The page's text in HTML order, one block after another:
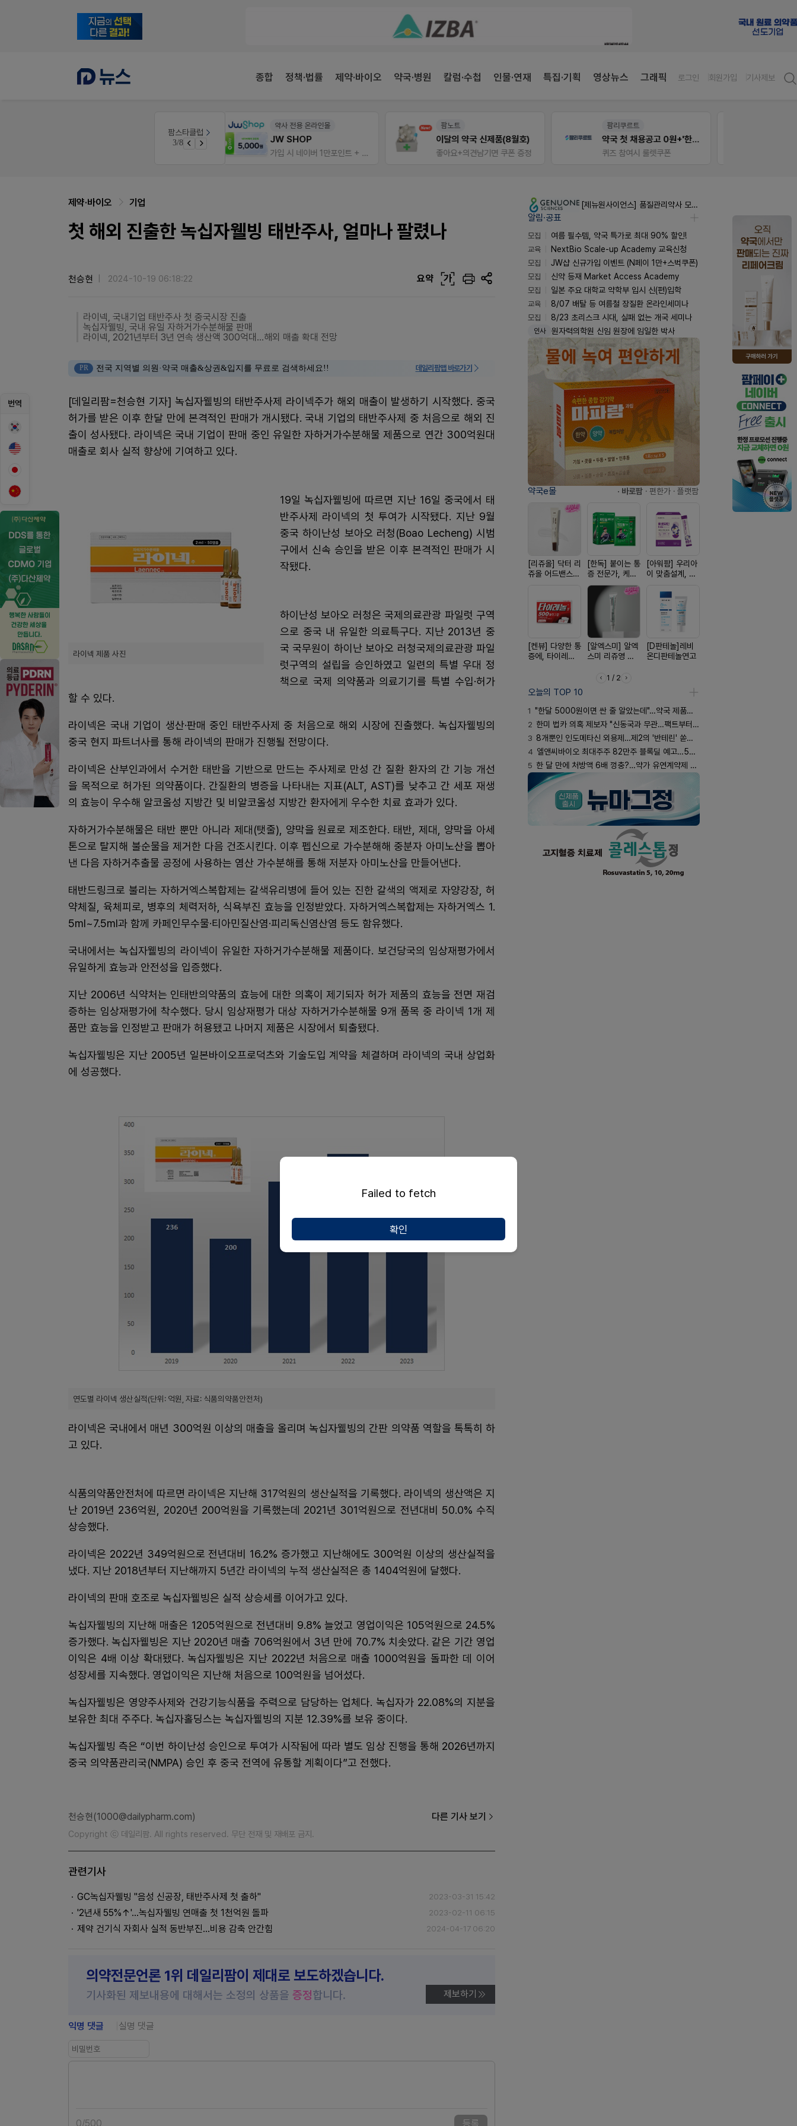
종합 정책·법률 제약·바이오 약국·병원 칼럼·수첩 인물·연재 특집·기획 영상뉴스 그래픽 로그인 회원가입 기사제보
팜스타클럽
3/8
팜노트
이달의 약국 신제품(8월호)
좋아요+의견남기면 쿠폰 증정
팜리쿠르트
퀴즈 참여시 룰렛쿠폰
E-detail
근육통은 오래가니깐!
오래가는 타이레놀 ER
번역
제약·바이오 기업
첫 해외 진출한 녹십자웰빙 태반주사, 얼마나 팔렸나
천승현 2024-10-19 06:18:22 요약 가
라이넥, 국내기업 태반주사 첫 중국시장 진출
녹십자웰빙, 국내 유일 자하거가수분해물 판매
라이넥, 2021년부터 3년 연속 생산액 300억대...해외 매출 확대 전망
PR 전국 지역별 의원·약국 매출&상권&입지를 무료로 검색하세요!! 데일리팜맵 바로가기
[데일리팜=천승현 기자] 녹십자웰빙의 태반주사제 라이넥주가 해외 매출이 발생하기 시작했다. 중국
허가를 받은 이후 한달 만에 본격적인 판매가 개시됐다. 국내 기업의 태반주사제 중 처음으로 해외 진
출이 성사됐다. 라이넥은 국내 기업이 판매 중인 유일한 자하거가수분해물 제품으로 연간 300억원대
매출로 회사 실적 향상에 기여하고 있다.
라이넥 제품 사진
19일 녹십자웰빙에 따르면 지난 16일 중국에서 태
반주사제 라이넥의 첫 투여가 시작됐다. 지난 9월
중국 하이난성 보아오 러청(Boao Lecheng) 시범
구에서 신속 승인을 받은 이후 본격적인 판매가 시
작됐다.
하이난성 보아오 러청은 국제의료관광 파일럿 구역
으로 중국 내 유일한 의료특구다. 지난 2013년 중
국 국무원이 하이난 보아오 러청국제의료관광 파일
럿구역의 설립을 승인하였고 일련의 특별 우대 정
책으로 국제 의약품과 의료기기를 특별 수입·허가
할 수 있다.
라이넥은 국내 기업이 생산·판매 중인 태반주사제 중 처음으로 해외 시장에 진출했다. 녹십자웰빙의
중국 현지 파트너사를 통해 라이넥의 판매가 진행될 전망이다.
라이넥은 산부인과에서 수거한 태반을 기반으로 만드는 주사제로 만성 간 질환 환자의 간 기능 개선
을 목적으로 허가된 의약품이다. 간질환의 병증을 나타내는 지표(ALT, AST)를 낮추고 간 세포 재생
의 효능이 우수해 알코올성 지방간 및 비알코올성 지방간 환자에게 우수한 치료 효과가 있다.
자하거가수분해물은 태반 뿐만 아니라 제대(탯줄), 양막을 원료로 제조한다. 태반, 제대, 양막을 아세
톤으로 탈지해 불순물을 제거한 다음 건조시킨다. 이후 펩신으로 가수분해해 중분자 아미노산을 뽑아
낸 다음 자하거추출물 공정에 사용하는 염산 가수분해를 통해 저분자 아미노산을 만들어낸다.
태반드링크로 불리는 자하거엑스복합제는 갈색유리병에 들어 있는 진한 갈색의 액제로 자양강장, 허
약체질, 육체피로, 병후의 체력저하, 식욕부진 효능을 인정받았다. 자하거엑스복합제는 자하거엑스 1.
5ml~7.5ml과 함께 카페인무수물·티아민질산염·피리독신염산염 등도 함유했다.
국내에서는 녹십자웰빙의 라이넥이 유일한 자하거가수분해물 제품이다. 보건당국의 임상재평가에서
유일하게 효능과 안전성을 입증했다.
지난 2006년 식약처는 인태반의약품의 효능에 대한 의혹이 제기되자 허가 제품의 효능을 전면 재검
증하는 임상재평가에 착수했다. 당시 임상재평가 대상 자하거가수분해물 9개 품목 중 라이넥 1개 제
품만 효능을 인정받고 판매가 허용됐고 나머지 제품은 시장에서 퇴출됐다.
녹십자웰빙은 지난 2005년 일본바이오프로덕츠와 기술도입 계약을 체결하며 라이넥의 국내 상업화
에 성공했다.
연도별 라이넥 생산실적(단위: 억원, 자료: 식품의약품안전처)
라이넥은 국내에서 매년 300억원 이상의 매출을 올리며 녹십자웰빙의 간판 의약품 역할을 톡톡히 하
고 있다.
식품의약품안전처에 따르면 라이넥은 지난해 317억원의 생산실적을 기록했다. 라이넥의 생산액은 지
난 2019년 236억원, 2020년 200억원을 기록했는데 2021년 301억원으로 전년대비 50.0% 수직
상승했다.
라이넥은 2022년 349억원으로 전년대비 16.2% 증가했고 지난해에도 300억원 이상의 생산실적을
냈다. 지난 2018년부터 지난해까지 5년간 라이넥의 누적 생산실적은 총 1404억원에 달했다.
라이넥의 판매 호조로 녹십자웰빙은 실적 상승세를 이어가고 있다.
녹십자웰빙의 지난해 매출은 1205억원으로 전년대비 9.8% 늘었고 영업이익은 105억원으로 24.5%
증가했다. 녹십자웰빙은 지난 2020년 매출 706억원에서 3년 만에 70.7% 치솟았다. 같은 기간 영업
이익은 4배 이상 확대됐다. 녹십자웰빙은 지난 2022년 처음으로 매출 1000억원을 돌파한 데 이어
성장세를 지속했다. 영업이익은 지난해 처음으로 100억원을 넘어섰다.
녹십자웰빙은 영양주사제와 건강기능식품을 주력으로 담당하는 업체다. 녹십자가 22.08%의 지분을
보유한 최대 주주다. 녹십자홀딩스는 녹십자웰빙의 지분 12.39%를 보유 중이다.
녹십자웰빙 측은 “이번 하이난성 승인으로 투여가 시작됨에 따라 별도 임상 진행을 통해 2026년까지
중국 의약품관리국(NMPA) 승인 후 중국 전역에 유통할 계획이다”고 전했다.
천승현(1000@dailypharm.com) 다른 기사 보기
Copyright ⓒ 데일리팜. All rights reserved. 무단 전재 및 재배포 금지.
관련기사
GC녹십자웰빙 "음성 신공장, 태반주사제 첫 출하" 2023-03-31 15:42
'2년새 55%↑'...녹십자웰빙 연매출 첫 1천억원 돌파 2023-02-11 06:15
제약 건기식 자회사 실적 동반부진…비용 감축 안간힘 2024-04-17 06:20
의약전문언론 1위 데일리팜이 제대로 보도하겠습니다.
기사화된 제보내용에 대해서는 소정의 상품을 증정합니다. 제보하기
익명 댓글 실명 댓글
0/500 등록
[제뉴원사이언스] 품질관리약사 모집(경력무관)
알림·공표
모집
여름 필수템, 약국 특가로 최대 90% 할인!
교육
NextBio Scale-up Academy 교육신청
모집
JW샵 신규가입 이벤트 (N페이 1만+스벅쿠폰)
모집
신약 등재 Market Access Academy
모집
일본 주요 대학교 약학부 입시 신(편)입학
교육
8/07 배탈 등 여름철 장질환 온라인세미나
모집
8/23 초리스크 시대, 실패 없는 개국 세미나
인사 원자력의학원 신임 원장에 임일한 박사
약국e몰 · 바로팜 · 편한가 · 플랫팜
[리쥬올] 닥터 리
쥬올 어드밴스드
[한독] 붙이는 통
증 전문가, 케토
톱 액티브 플라
스타(쿨) 40매
[아워팜] 우리아
이 맞춤설계, 바
더베리맛
[켄뷰] 다양한 통
증에, 타이레놀
[알엑스미] 알엑
스미 리쥬영 울
10000 딥리페
[D판테놀]레비
온디판테놀연고
1 / 2
오늘의 TOP 10
1 "한달 5000원이면 싼 줄 알았는데"…약국 제품과 비교해보니
2 한미 법카 의혹 제보자 "신동국과 무관…팩트부터 따져야"
3 8개뿐인 인도메타신 외용제…제2의 '반테린' 쏟아지나
4 엘앤씨바이오 최대주주 82만주 블록딜 예고…500억 규모
5 한 달 만에 처방액 6배 껑충?…약가 유연계약제 착시효과
Failed to fetch
확인